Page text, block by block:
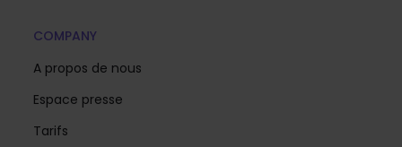
COMPANY
A propos de nous
Espace presse
Tarifs